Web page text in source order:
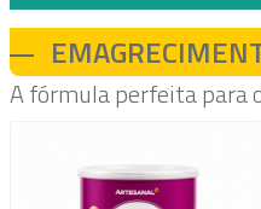
A fórmula perfeita para